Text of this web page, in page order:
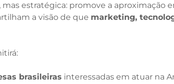
mas estratégica: promove a aproximação
a visão de que marketing,
brasileiras interessadas em atuar na